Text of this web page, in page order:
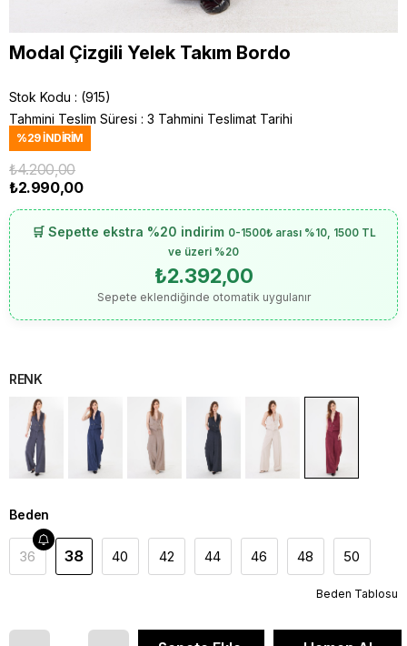
Modal Çizgili Yelek Takım Bordo
Stok Kodu
(915)
Tahmini Teslim Süresi : 3 Tahmini Teslimat Tarihi
%29İNDIRIM
₺4.200,00
₺2.990,00
🛒 Sepette ekstra %20 indirim 0-1500₺ arası %10, 1500 TL
ve üzeri %20
₺2.392,00
Sepete eklendiğinde otomatik uygulanır
RENK
Beden
36 38 40 42 44 46 48 50
Beden Tablosu